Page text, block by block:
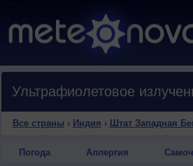
Ультрафиолетовое
Все страны › Индия › Штат Западная
Погода Аллергия